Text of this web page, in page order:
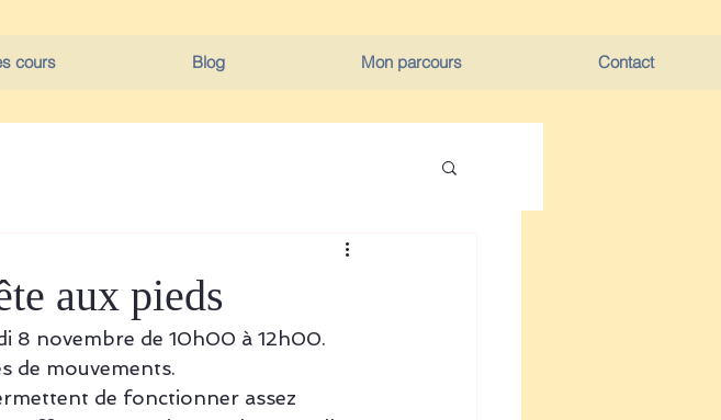
cours Blog Mon parcours Contact
aux pieds
8 novembre de 10h00 à 12h00.
de mouvements.
de fonctionner assez